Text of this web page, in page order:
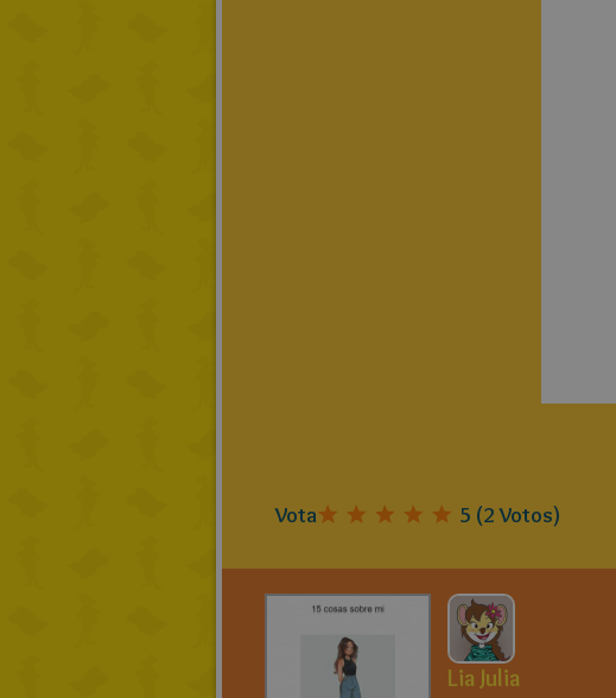
Vota 5 (2Votos)
Lia Julia